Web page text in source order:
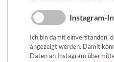
Instagram-
Ich bin damit einverstanden,
angezeigt werden. Damit
Daten an Instagram